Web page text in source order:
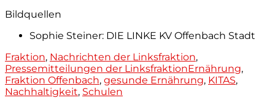
Bildquellen
Sophie Steiner: DIE LINKE KV Offenbach Stadt
Kategorien
Fraktion, Nachrichten der Linksfraktion,
Pressemitteilungen der LinksfraktionTags
Ernährung,
Fraktion Offenbach, gesunde Ernährung, KITAS,
Nachhaltigkeit, Schulen